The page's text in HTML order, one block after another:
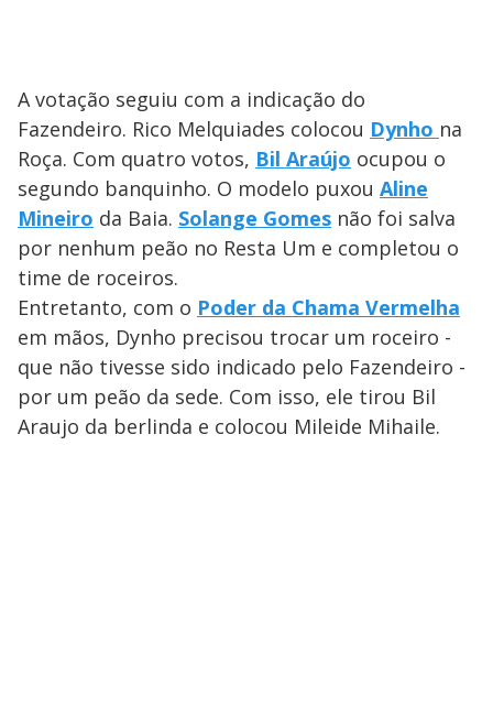
A votação seguiu com a indicação do
Fazendeiro. Rico Melquiades colocou Dynho na
Roça. Com quatro votos, Bil Araújo ocupou o
segundo banquinho. O modelo puxou Aline
Mineiro da Baia. Solange Gomes não foi salva
por nenhum peão no Resta Um e completou o
time de roceiros.
Entretanto, com o Poder da Chama Vermelha
em mãos, Dynho precisou trocar um roceiro -
que não tivesse sido indicado pelo Fazendeiro -
por um peão da sede. Com isso, ele tirou Bil
Araujo da berlinda e colocou Mileide Mihaile.